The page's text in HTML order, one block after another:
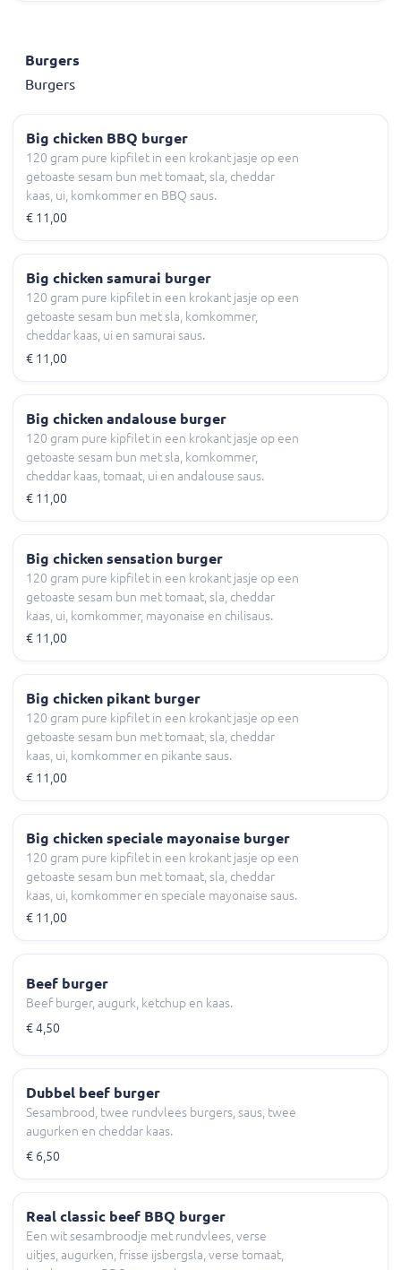
Burgers
Burgers
Big chicken BBQ burger
120 gram pure kipfilet in een krokant jasje op een
getoaste sesam bun met tomaat, sla, cheddar
kaas, ui, komkommer en BBQ saus.
€ 11,00
Big chicken samurai burger
120 gram pure kipfilet in een krokant jasje op een
getoaste sesam bun met sla, komkommer,
cheddar kaas, ui en samurai saus.
€ 11,00
Big chicken andalouse burger
120 gram pure kipfilet in een krokant jasje op een
getoaste sesam bun met sla, komkommer,
cheddar kaas, tomaat, ui en andalouse saus.
€ 11,00
Big chicken sensation burger
120 gram pure kipfilet in een krokant jasje op een
getoaste sesam bun met tomaat, sla, cheddar
kaas, ui, komkommer, mayonaise en chilisaus.
€ 11,00
Big chicken pikant burger
120 gram pure kipfilet in een krokant jasje op een
getoaste sesam bun met tomaat, sla, cheddar
kaas, ui, komkommer en pikante saus.
€ 11,00
Big chicken speciale mayonaise burger
120 gram pure kipfilet in een krokant jasje op een
getoaste sesam bun met tomaat, sla, cheddar
kaas, ui, komkommer en speciale mayonaise saus.
€ 11,00
Beef burger
Beef burger, augurk, ketchup en kaas.
€ 4,50
Dubbel beef burger
Sesambrood, twee rundvlees burgers, saus, twee
augurken en cheddar kaas.
€ 6,50
Real classic beef BBQ burger
Een wit sesambroodje met rundvlees, verse
uitjes, augurken, frisse ijsbergsla, verse tomaat,